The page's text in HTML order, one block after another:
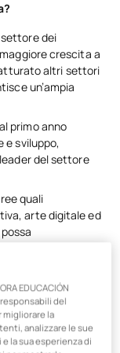
settore dei
crescita a
altri settori
un’ampia
primo anno
sviluppo,
del settore
quali
arte digitale ed
e gamification,
parteciperaia
con aziende del
EDUCACIÓN
del
la
analizzare le sue
la sua esperienza di